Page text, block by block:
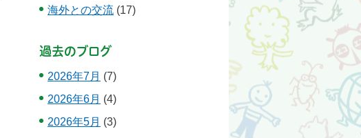
海外との交流(17)
過去のブログ
2026年7月 (7)
2026年6月 (4)
2026年5月 (3)